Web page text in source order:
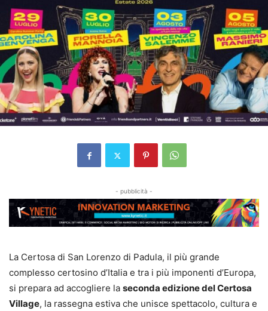
- pubblicità -
La Certosa di San Lorenzo di Padula, il più grande
complesso certosino d’Italia e tra i più imponenti d’Europa,
si prepara ad accogliere la seconda edizione del Certosa
Village, la rassegna estiva che unisce spettacolo, cultura e